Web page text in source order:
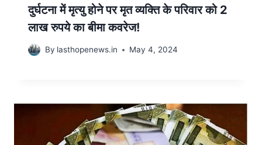
दुर्घटना में मृत्यु होने पर मृत व्यक्ति के परिवार को 2
लाख रुपये का बीमा कवरेज!
By lasthopenews.in May 4, 2024